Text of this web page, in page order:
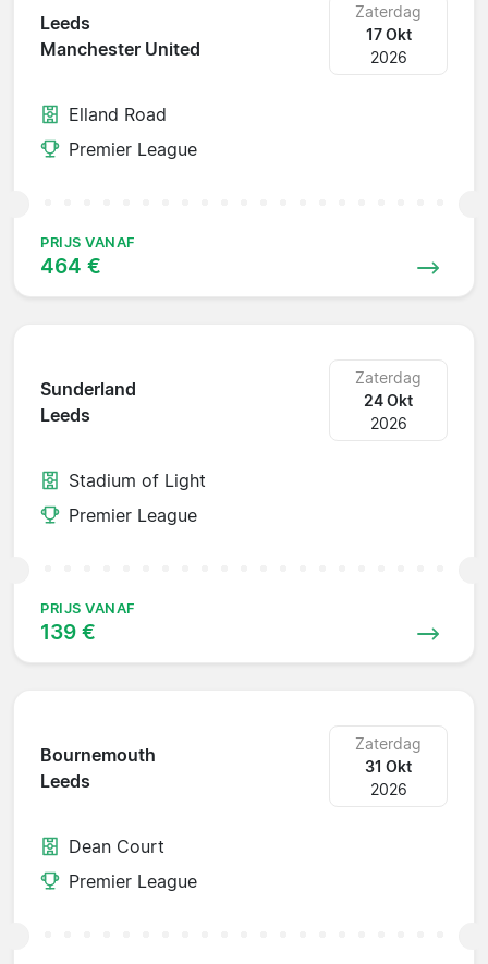
Leeds
Manchester United
Zaterdag
17 Okt
2026
Elland Road
Premier League
PRIJS VANAF
464 €
Sunderland
Leeds
Zaterdag
24 Okt
2026
Stadium of Light
Premier League
PRIJS VANAF
139 €
Bournemouth
Leeds
Zaterdag
31 Okt
2026
Dean Court
Premier League